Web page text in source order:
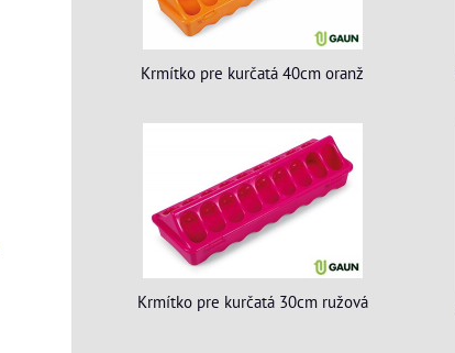
Krmítko pre kurčatá 40cm oranž
Krmítko pre kurčatá 30cm ružová